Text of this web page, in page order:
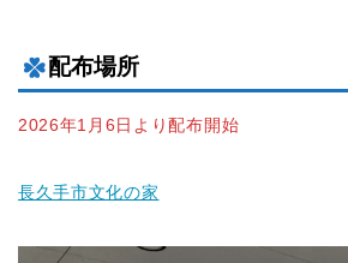
配布場所
2026年1月6日より配布開始
長久手市文化の家